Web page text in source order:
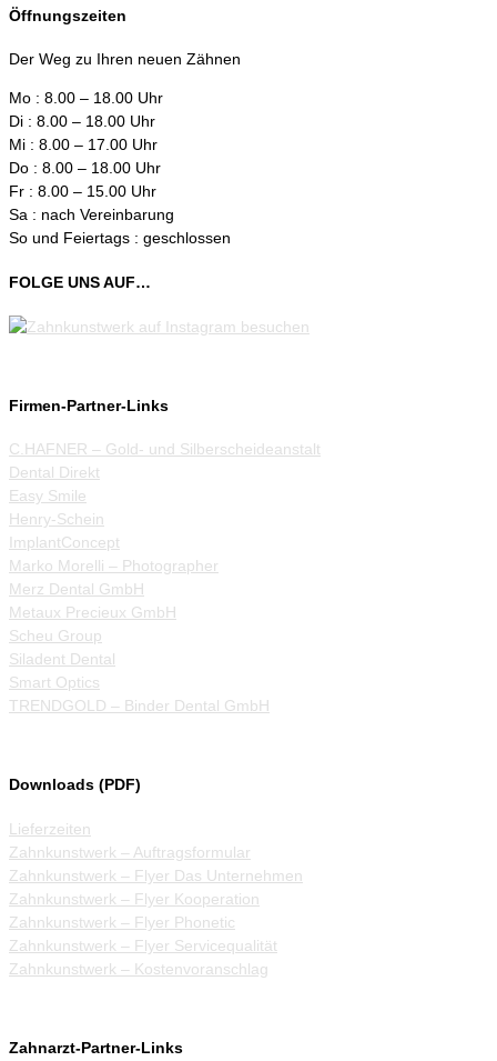
Öffnungszeiten
Der Weg zu Ihren neuen Zähnen
Mo : 8.00 – 18.00 Uhr
Di : 8.00 – 18.00 Uhr
Mi : 8.00 – 17.00 Uhr
Do : 8.00 – 18.00 Uhr
Fr : 8.00 – 15.00 Uhr
Sa : nach Vereinbarung
So und Feiertags : geschlossen
FOLGE UNS AUF…
Firmen-Partner-Links
C.HAFNER – Gold- und Silberscheideanstalt
Dental Direkt
Easy Smile
Henry-Schein
ImplantConcept
Marko Morelli – Photographer
Merz Dental GmbH
Metaux Precieux GmbH
Scheu Group
Siladent Dental
Smart Optics
TRENDGOLD – Binder Dental GmbH
Downloads (PDF)
Lieferzeiten
Zahnkunstwerk – Auftragsformular
Zahnkunstwerk – Flyer Das Unternehmen
Zahnkunstwerk – Flyer Kooperation
Zahnkunstwerk – Flyer Phonetic
Zahnkunstwerk – Flyer Servicequalität
Zahnkunstwerk – Kostenvoranschlag
Zahnarzt-Partner-Links